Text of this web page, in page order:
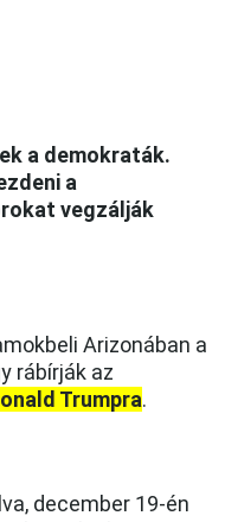
a demokraták.
a
vegzálják
Arizonában a
rábírják az
Trumpra.
december 19-én